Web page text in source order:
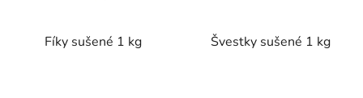
Fíky sušené 1 kg Švestky sušené 1 kg